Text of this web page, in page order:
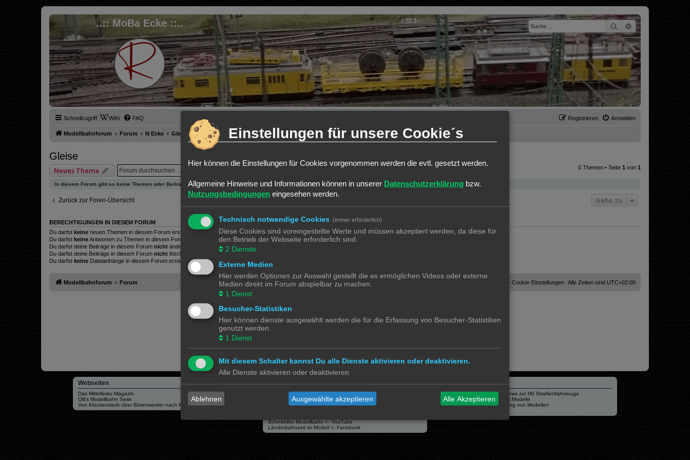
..:: MoBa Ecke ::.. SucheErweiterte Suche
Schnellzugriff WiKi FAQ Anmelden
Registrieren
Modellbahnforum Forum N Ecke Gleise
Gleise
Neues Thema Erweiterte Suche 0 Themen • Seite 1 von 1
In diesem Forum gibt es keine Themen oder Beiträge.
Zurück zur Foren-Übersicht Gehe zu
BERECHTIGUNGEN IN DIESEM FORUM
Du darfst keine neuen Themen in diesem Forum erstellen.
Du darfst keineAntworten zu Themen in diesem Forum erstellen.
Du darfst deine Beiträge in diesem Forum nicht ändern.
Du darfst deine Beiträge in diesem Forum nicht löschen.
Du darfst keine Dateianhänge in diesem Forum erstellen.
Modellbahnforum Forum Alle Zeiten sind UTC+02:00
Cookie-Einstellungen
Webseiten
Das Mittelleiter Magazin
Olli's Modellbahn Seite
Von Klockenstedt über Bürenwerder nach Klingsiel
Social Media
Bimm MOBA TV <- YouTube
@tramspotters <- Instagram
lenasmodellbahn <- Instagram
Schmiddko Modellbahn <- YouTube
Länderbahnzeit im Modell <- Facebook
Verschiedenes
mo87.de Infos und News zur H0 Straßenfahrzeuge
Hamburger Hochbahn Modelle
Heiko Wolbink | Alterung von Modellen
Einstellungen für unsere Cookie´s
Hier können die Einstellungen für Cookies vorgenommen werden die evtl. gesetzt werden.
Allgemeine Hinweise und Informationen können in unserer Datenschutzerklärung bzw.
Nutzungsbedingungen eingesehen werden.
Technisch notwendige Cookies (immer erforderlich)
Diese Cookies sind voreingestellte Werte und müssen akzeptiert werden, da diese für
den Betrieb der Webseite erforderlich sind.
2 Dienste
Externe Medien
Hier werden Optionen zur Auswahl gestellt die es ermöglichen Videos oder externe
Medien direkt im Forum abspielbar zu machen.
1 Dienst
Besucher-Statistiken
Hier können dienste ausgewählt werden die für die Erfassung von Besucher-Statistiken
genutzt werden.
1 Dienst
Mit diesem Schalter kannst Du alle Dienste aktivieren oder deaktivieren.
Alle Dienste aktivieren oder deaktivieren
Ablehnen Ausgewählte akzeptieren Alle Akzeptieren